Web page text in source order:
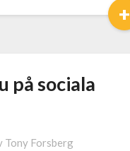
+
på sociala
Tony Forsberg